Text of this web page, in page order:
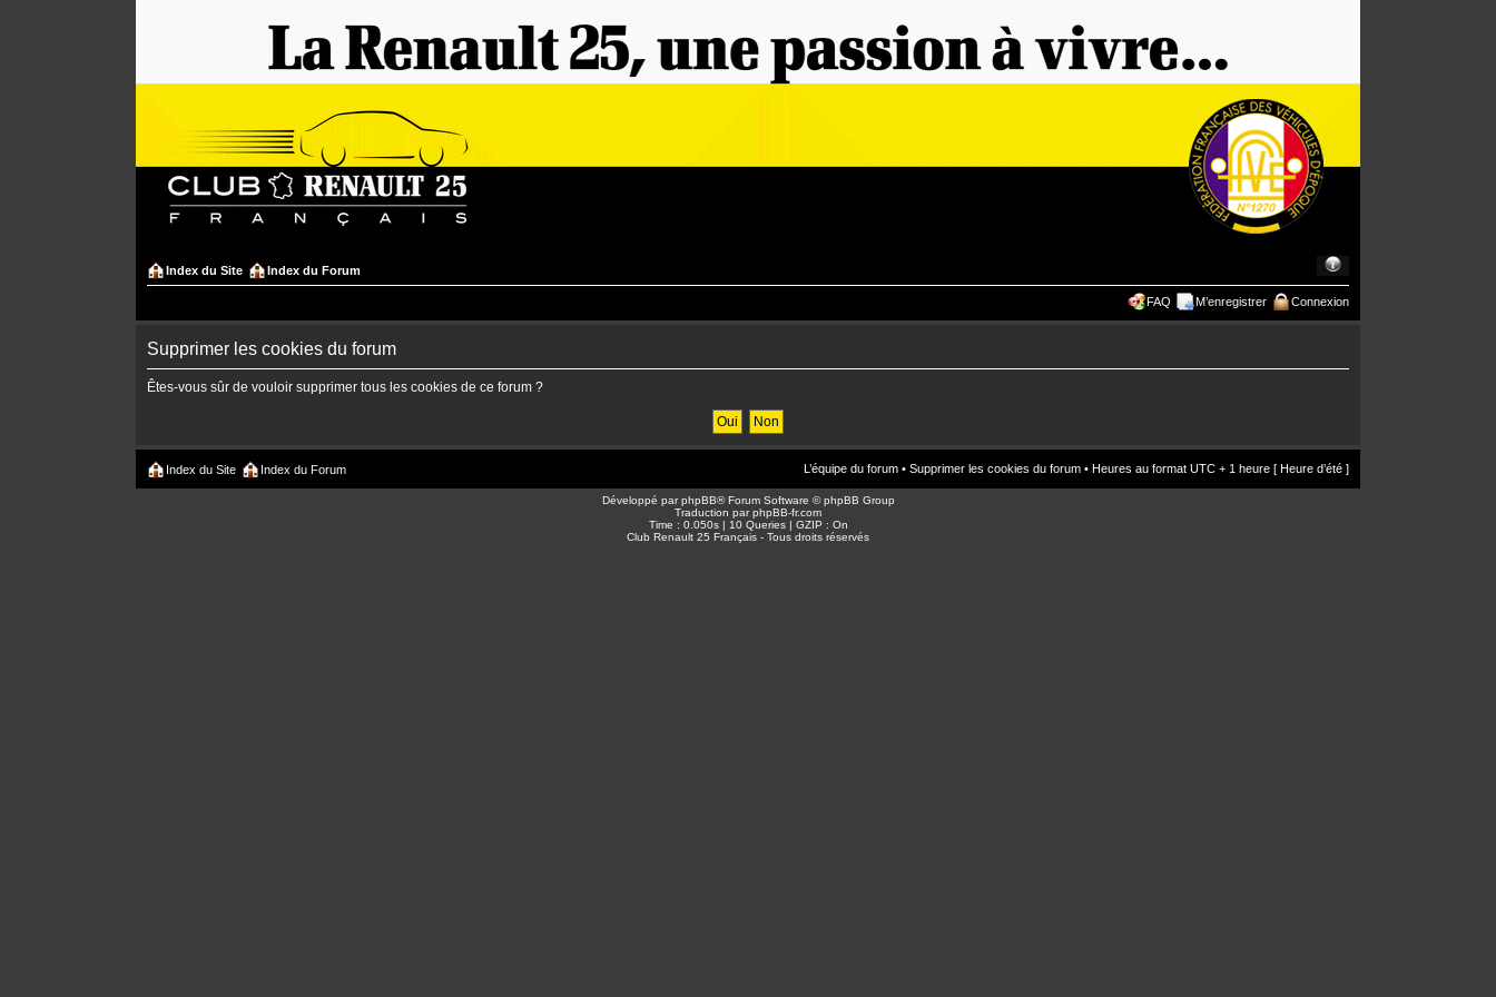
Index du Site Index du Forum
FAQ M’enregistrer Connexion
Supprimer les cookies du forum
Êtes-vous sûr de vouloir supprimer tous les cookies de ce forum ?
Index du Site Index du Forum L’équipe du forum • Supprimer les cookies du forum • Heures au format UTC + 1 heure [ Heure d’été ]
Développé parphpBB® Forum Software © phpBB Group
Traduction parphpBB-fr.com
Time : 0.050s | 10 Queries | GZIP : On
Club Renault 25 Français - Tous droits réservés